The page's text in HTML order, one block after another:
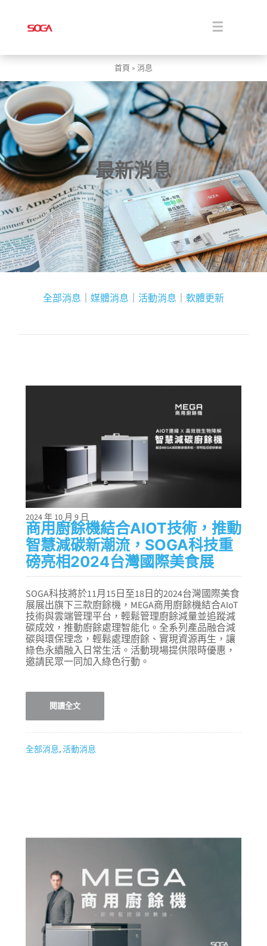
content
Toggle
關於
解決方案
商品
消息
聯絡
商城
首頁 » 消息
最新消息
全部消息 媒體消息 活動消息 軟體更新
2024 年 10 月 9 日
商用廚餘機結合AIOT技術，推動
智慧減碳新潮流，SOGA科技重
磅亮相2024台灣國際美食展
SOGA科技將於11月15日至18日的2024台灣國際美食
展展出旗下三款廚餘機，MEGA商用廚餘機結合AIoT
技術與雲端管理平台，輕鬆管理廚餘減量並追蹤減
碳成效，推動廚餘處理智能化。全系列產品融合減
碳與環保理念，輕鬆處理廚餘、實現資源再生，讓
綠色永續融入日常生活。活動現場提供限時優惠，
邀請民眾一同加入綠色行動。
閱讀全文
全部消息,活動消息